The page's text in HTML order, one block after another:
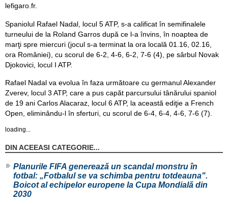
lefigaro.fr.
Spaniolul Rafael Nadal, locul 5 ATP, s-a calificat în semifinalele
turneului de la Roland Garros după ce l-a învins, în noaptea de
marţi spre miercuri (jocul s-a terminat la ora locală 01.16, 02.16,
ora României), cu scorul de 6-2, 4-6, 6-2, 7-6 (4), pe sârbul Novak
Djokovici, locul I ATP.
Rafael Nadal va evolua în faza următoare cu germanul Alexander
Zverev, locul 3 ATP, care a pus capăt parcursului tânărului spaniol
de 19 ani Carlos Alacaraz, locul 6 ATP, la această ediţie a French
Open, eliminându-l în sferturi, cu scorul de 6-4, 6-4, 4-6, 7-6 (7).
loading...
DIN ACEEASI CATEGORIE...
Planurile FIFA generează un scandal monstru în
fotbal: „Fotbalul se va schimba pentru totdeauna".
Boicot al echipelor europene la Cupa Mondială din
2030